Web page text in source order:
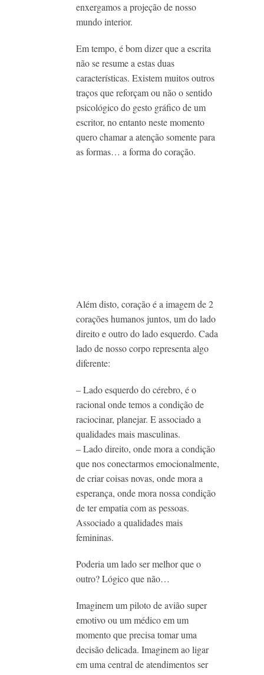
enxergamos a projeção de nosso
mundo interior.
Em tempo, é bom dizer que a escrita
não se resume a estas duas
características. Existem muitos outros
traços que reforçam ou não o sentido
psicológico do gesto gráfico de um
escritor, no entanto neste momento
quero chamar a atenção somente para
as formas… a forma do coração.
Além disto, coração é a imagem de 2
corações humanos juntos, um do lado
direito e outro do lado esquerdo. Cada
lado de nosso corpo representa algo
diferente:
– Lado esquerdo do cérebro, é o
racional onde temos a condição de
raciocinar, planejar. E associado a
qualidades mais masculinas.
– Lado direito, onde mora a condição
que nos conectarmos emocionalmente,
de criar coisas novas, onde mora a
esperança, onde mora nossa condição
de ter empatia com as pessoas.
Associado a qualidades mais
femininas.
Poderia um lado ser melhor que o
outro? Lógico que não…
Imaginem um piloto de avião super
emotivo ou um médico em um
momento que precisa tomar uma
decisão delicada. Imaginem ao ligar
em uma central de atendimentos ser